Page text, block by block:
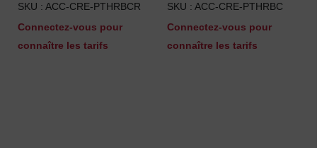
SKU : ACC-CRE-PTHRBCR
Connectez-vous pour
connaître les tarifs
SKU : ACC-CRE-PTHRBC
Connectez-vous pour
connaître les tarifs